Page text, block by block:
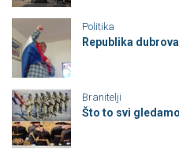
Politika
Republika
Branitelji
Što to svi